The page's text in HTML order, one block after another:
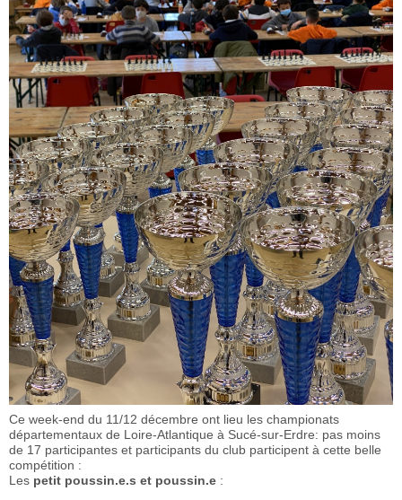
Ce week-end du 11/12 décembre ont lieu les championats
départementaux de Loire-Atlantique à Sucé-sur-Erdre: pas moins
de 17 participantes et participants du club participent à cette belle
compétition :
Les petit poussin.e.s et poussin.e :